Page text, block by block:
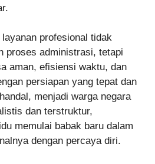
profesional tidak
proses administrasi, tetapi
aman, efisiensi waktu, dan
persiapan yang tepat dan
menjadi warga negara
dan terstruktur,
memulai babak baru dalam
dengan percaya diri.